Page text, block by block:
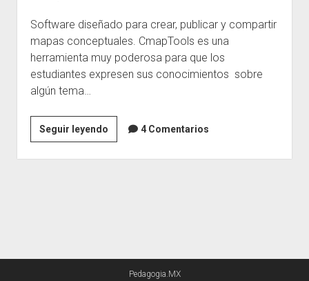
Software diseñado para crear, publicar y compartir
mapas conceptuales. CmapTools es una
herramienta muy poderosa para que los
estudiantes expresen sus conocimientos sobre
algún tema…
Seguir leyendoCmapTools
–
Dr.
4 Comentarios
Pedagogia.MX